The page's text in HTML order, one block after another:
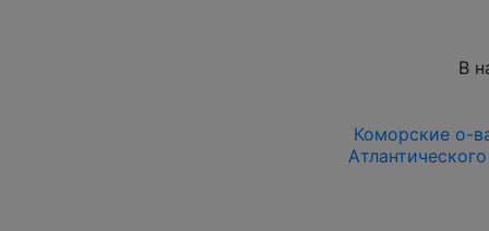
В
Коморские о-